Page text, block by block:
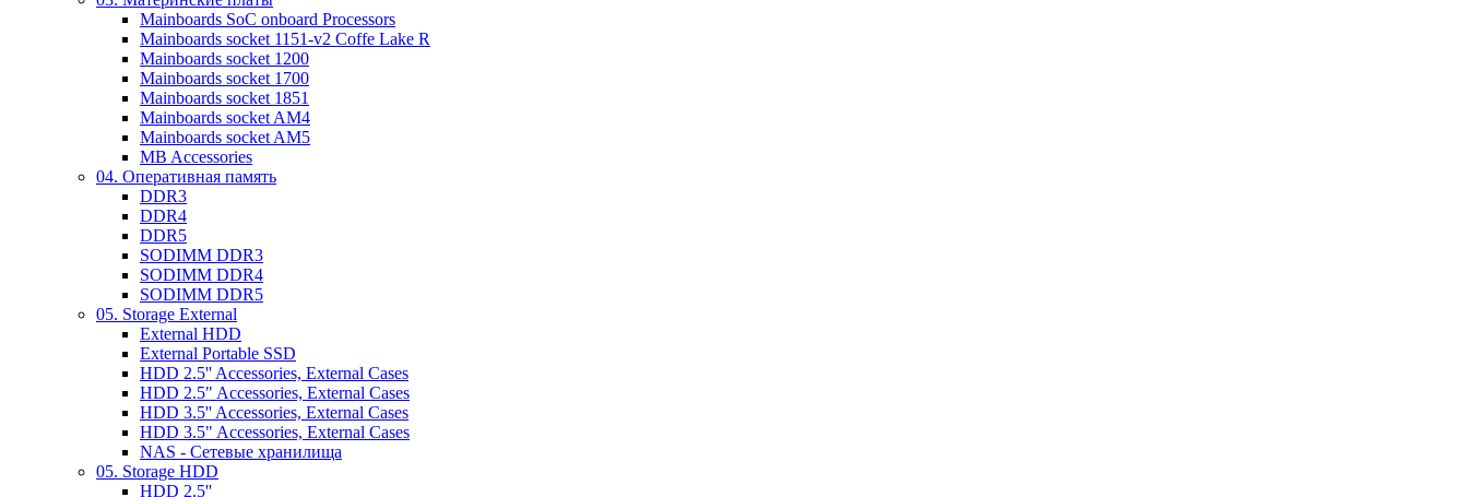
Mainboards SoC onboard Processors
Mainboards socket 1151-v2 Coffe Lake R
Mainboards socket 1200
Mainboards socket 1700
Mainboards socket 1851
Mainboards socket AM4
Mainboards socket AM5
MB Accessories
04. Оперативная память
DDR3
DDR4
DDR5
SODIMM DDR3
SODIMM DDR4
SODIMM DDR5
05. Storage External
External HDD
External Portable SSD
HDD 2.5'' Accessories, External Cases
HDD 2.5" Accessories, External Cases
HDD 3.5'' Accessories, External Cases
HDD 3.5" Accessories, External Cases
NAS - Сетевые хранилища
05. Storage HDD
HDD 2.5''